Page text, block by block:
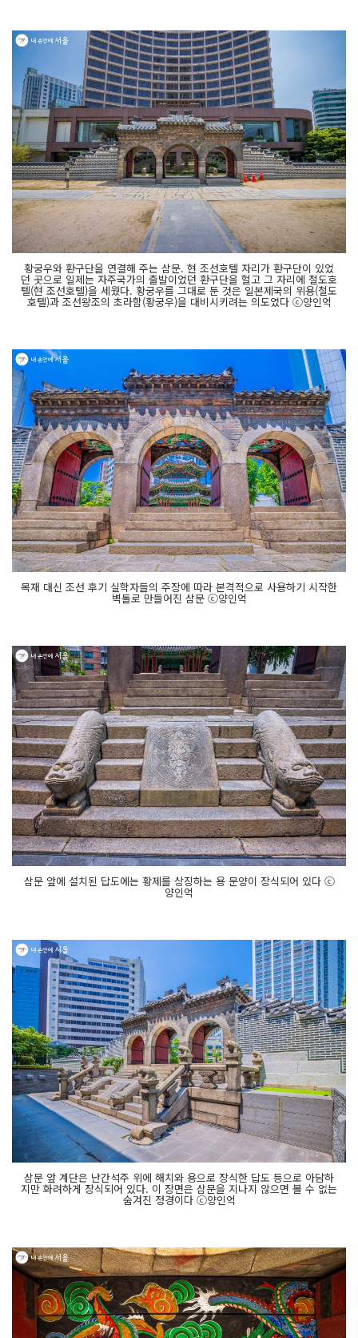
황궁우와 환구단을 연결해 주는 삼문. 현 조선호텔 자리가 환구단이 있었
던 곳으로 일제는 자주국가의 출발이었던 환구단을 헐고 그 자리에 철도호
텔(현 조선호텔)을 세웠다. 황궁우를 그대로 둔 것은 일본제국의 위용(철도
호텔)과 조선왕조의 초라함(황궁우)을 대비시키려는 의도였다 ⓒ양인억
목재 대신 조선 후기 실학자들의 주장에 따라 본격적으로 사용하기 시작한
벽돌로 만들어진 삼문 ⓒ양인억
삼문 앞에 설치된 답도에는 황제를 상징하는 용 문양이 장식되어 있다 ⓒ
양인억
삼문 앞 계단은 난간석주 위에 해치와 용으로 장식한 답도 등으로 아담하
지만 화려하게 장식되어 있다. 이 장면은 삼문을 지나지 않으면 볼 수 없는
숨겨진 정경이다 ⓒ양인억